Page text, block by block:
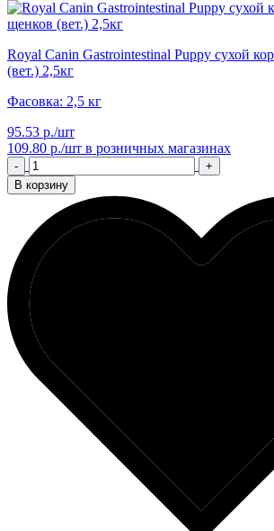
Royal Canin Gastrointestinal Puppy сухой
(вет.) 2,5кг
Фасовка: 2,5 кг
95.53 р./шт
109.80 р./шт в розничных магазинах
-
+
В корзину